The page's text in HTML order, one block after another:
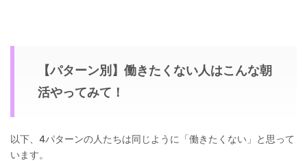
【パターン別】働きたくない人はこんな朝
活やってみて！
以下、4パターンの人たちは同じように「働きたくない」と思って
います。